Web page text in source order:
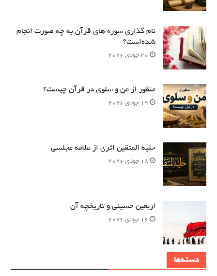
نام‌ گذاری سوره های قرآن به چه صورت انجام
شده‌است؟
20 جولای 2026
منظور از من و سلوی در قرآن چیست؟
19 جولای 2026
حلیه المتقین اثری از علامه مجلسی
18 جولای 2026
اربعین حسینی و تاریخچه آن
16 جولای 2026
دسته‌ها